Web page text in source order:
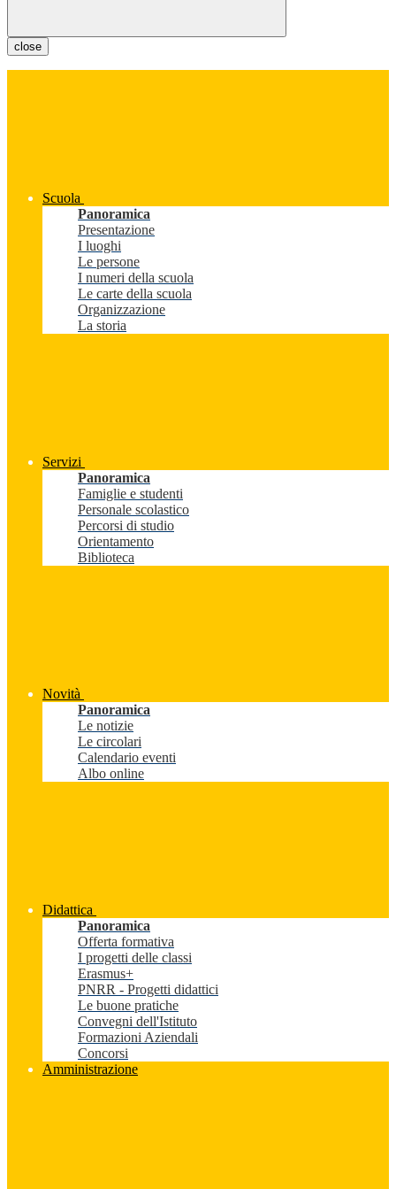
close
Scuola
Panoramica
Presentazione
I luoghi
Le persone
I numeri della scuola
Le carte della scuola
Organizzazione
La storia
Servizi
Panoramica
Famiglie e studenti
Personale scolastico
Percorsi di studio
Orientamento
Biblioteca
Novità
Panoramica
Le notizie
Le circolari
Calendario eventi
Albo online
Didattica
Panoramica
Offerta formativa
I progetti delle classi
Erasmus+
PNRR - Progetti didattici
Le buone pratiche
Convegni dell'Istituto
Formazioni Aziendali
Concorsi
Amministrazione